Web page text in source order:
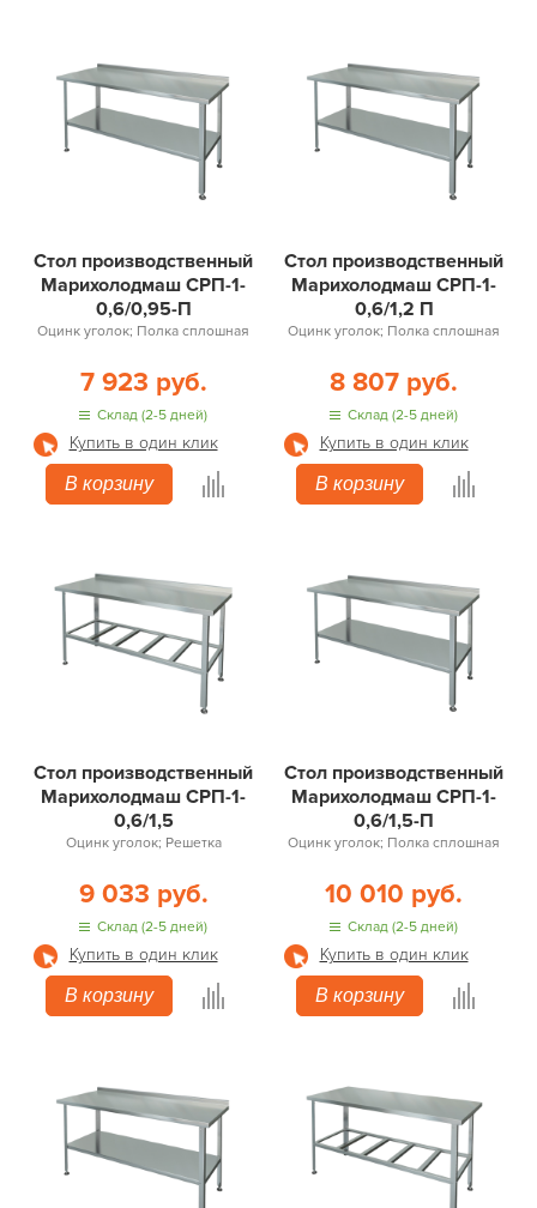
Стол производственный
Марихолодмаш СРП-1-
0,6/0,95-П
Оцинк уголок; Полка сплошная
7 923 руб.
Склад (2-5 дней)
Купить в один клик
В корзину
Стол производственный
Марихолодмаш СРП-1-
0,6/1,2 П
Оцинк уголок; Полка сплошная
8 807 руб.
Склад (2-5 дней)
Купить в один клик
В корзину
Стол производственный
Марихолодмаш СРП-1-
0,6/1,5
Оцинк уголок; Решетка
9 033 руб.
Склад (2-5 дней)
Купить в один клик
В корзину
Стол производственный
Марихолодмаш СРП-1-
0,6/1,5-П
Оцинк уголок; Полка сплошная
10 010 руб.
Склад (2-5 дней)
Купить в один клик
В корзину